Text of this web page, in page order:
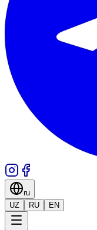
ru
UZ
RU EN